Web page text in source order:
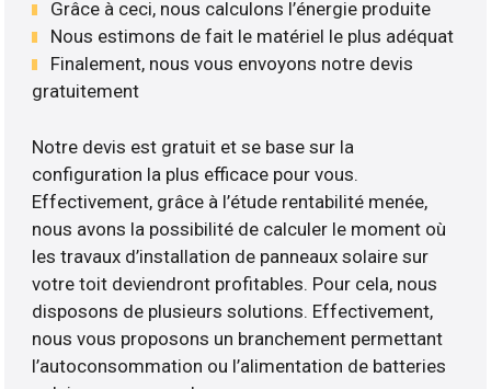
Grâce à ceci, nous calculons l’énergie produite
Nous estimons de fait le matériel le plus adéquat
Finalement, nous vous envoyons notre devis
gratuitement
Notre devis est gratuit et se base sur la
configuration la plus efficace pour vous.
Effectivement, grâce à l’étude rentabilité menée,
nous avons la possibilité de calculer le moment où
les travaux d’installation de panneaux solaire sur
votre toit deviendront profitables. Pour cela, nous
disposons de plusieurs solutions. Effectivement,
nous vous proposons un branchement permettant
l’autoconsommation ou l’alimentation de batteries